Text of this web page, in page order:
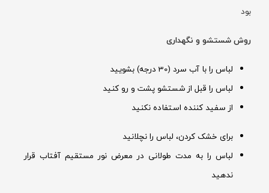
بود
روش شستشو و نگهداری
لباس را با آب سرد (30 درجه) بشویید
لباس را قبل از شستشو پشت و رو کنید
از سفید کننده استفاده نکنید
برای خشک کردن، لباس را نچلانید
لباس را به مدت طولانی در معرض نور مستقیم آفتاب قرار
ندهید